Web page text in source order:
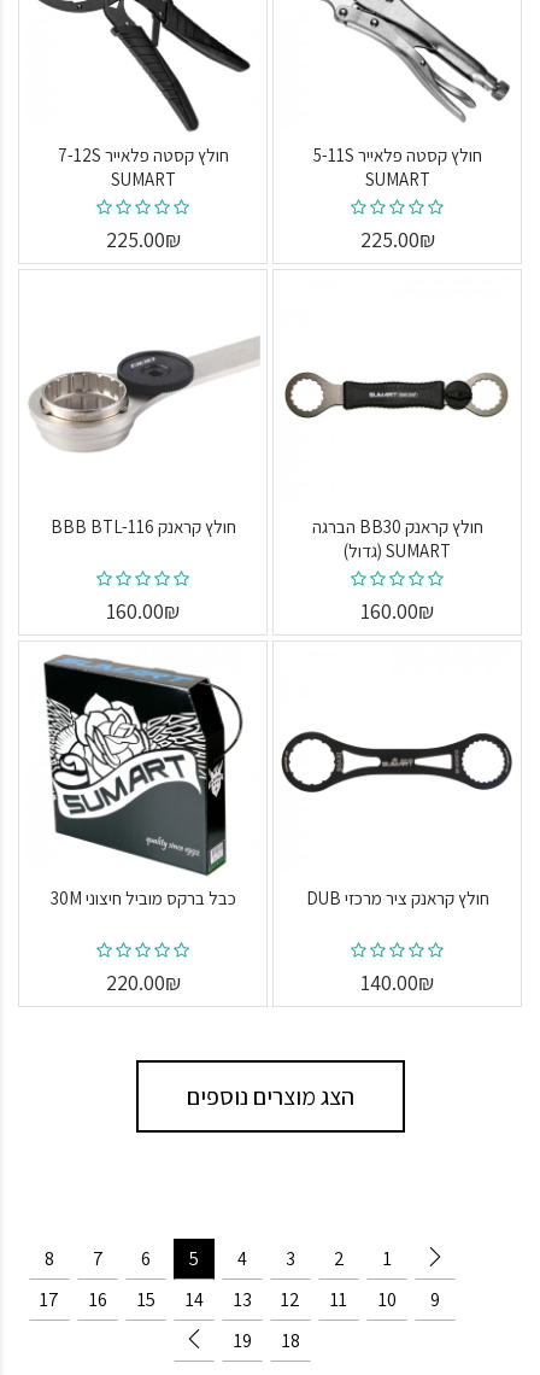
חולץ קסטה פלאייר 5-11S
SUMART
225.00₪
חולץ קסטה פלאייר 7-12S
SUMART
225.00₪
חולץ קראנק BB30 הברגה
SUMART (גדול)
160.00₪
חולץ קראנק BBB BTL-116
160.00₪
חולץ קראנק ציר מרכזי DUB
140.00₪
כבל ברקס מוביל חיצוני 30M
220.00₪
הצג מוצרים נוספים
1
2
3
4
5
6
7
8
9
10
11
12
13
14
15
16
17
18
19